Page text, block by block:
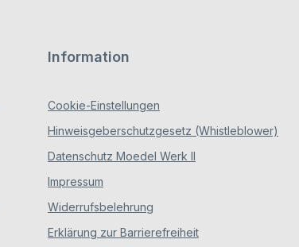
Information
Cookie-Einstellungen
Hinweisgeberschutzgesetz (Whistleblower)
Datenschutz Moedel Werk II
Impressum
Widerrufsbelehrung
Erklärung zur Barrierefreiheit